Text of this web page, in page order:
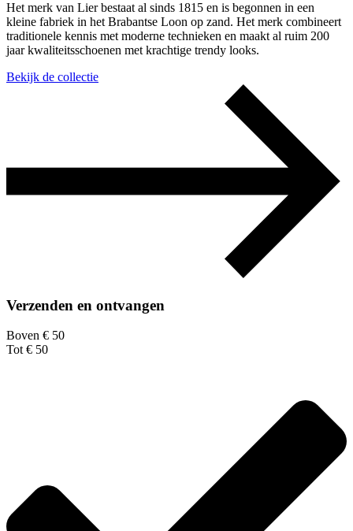
Het merk van Lier bestaat al sinds 1815 en is begonnen in een
kleine fabriek in het Brabantse Loon op zand. Het merk combineert
traditionele kennis met moderne technieken en maakt al ruim 200
jaar kwaliteitsschoenen met krachtige trendy looks.
Bekijk de collectie
Verzenden en ontvangen
Boven € 50
Tot € 50